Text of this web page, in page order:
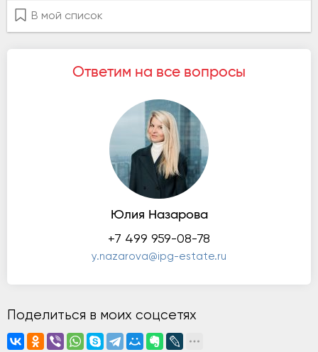
В мой список
Ответим на все вопросы
Юлия Назарова
+7 499 959-08-78
y.nazarova@ipg-estate.ru
Поделиться в моих соцсетях